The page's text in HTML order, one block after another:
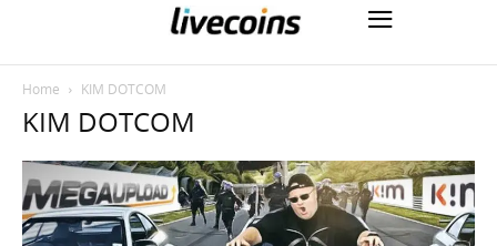
Home KIM DOTCOM
KIM DOTCOM